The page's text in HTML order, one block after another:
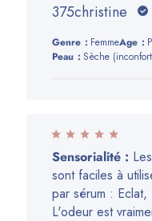
375christine
Genre: FemmeAge:
Peau:
Sèche
Sensorialité :
sont faciles à
par sérum : Eclat,
L'odeur est